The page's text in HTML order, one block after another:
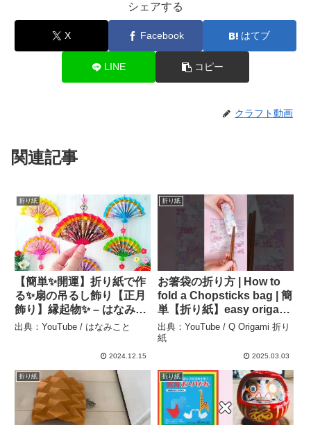
シェアする
X Facebook はてブ
LINE コピー
クラフト動画
関連記事
折り紙
【簡単✨開運】折り紙で作
る✨扇の吊るし飾り【正月
飾り】縁起物✨ – はなみこ
と
出典：YouTube / はなみこと
2024.12.15
折り紙
お箸袋の折り方 | How to
fold a Chopsticks bag | 簡
単【折り紙】easy origami
#diy #簡単な折り紙
#paper #craft – Q Origami
出典：YouTube / Q Origami 折り
紙
2025.03.03
折り紙 折り紙